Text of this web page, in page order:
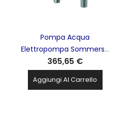
Pompa Acqua
Elettropompa Sommersa
4'' Per Pozzi Serie GS 1hp
0.75kw 230v LOWARA
Xylem - 4GS07M - 4OS
365,65 €
Aggiungi Al Carrello